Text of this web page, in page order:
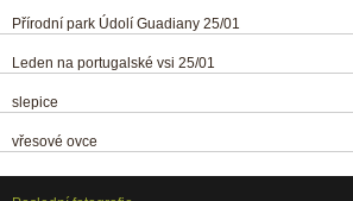
Přírodní park Údolí Guadiany 25/01
Leden na portugalské vsi 25/01
slepice
vřesové ovce